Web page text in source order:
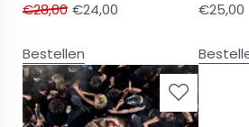
€28,00 €24,00
Bestellen
€25,00